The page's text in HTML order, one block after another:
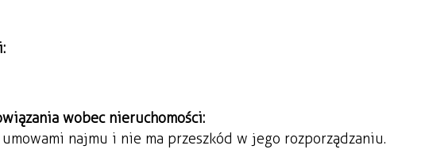
wobec nieruchomości:
najmu i nie ma przeszkód w jego rozporządzaniu.